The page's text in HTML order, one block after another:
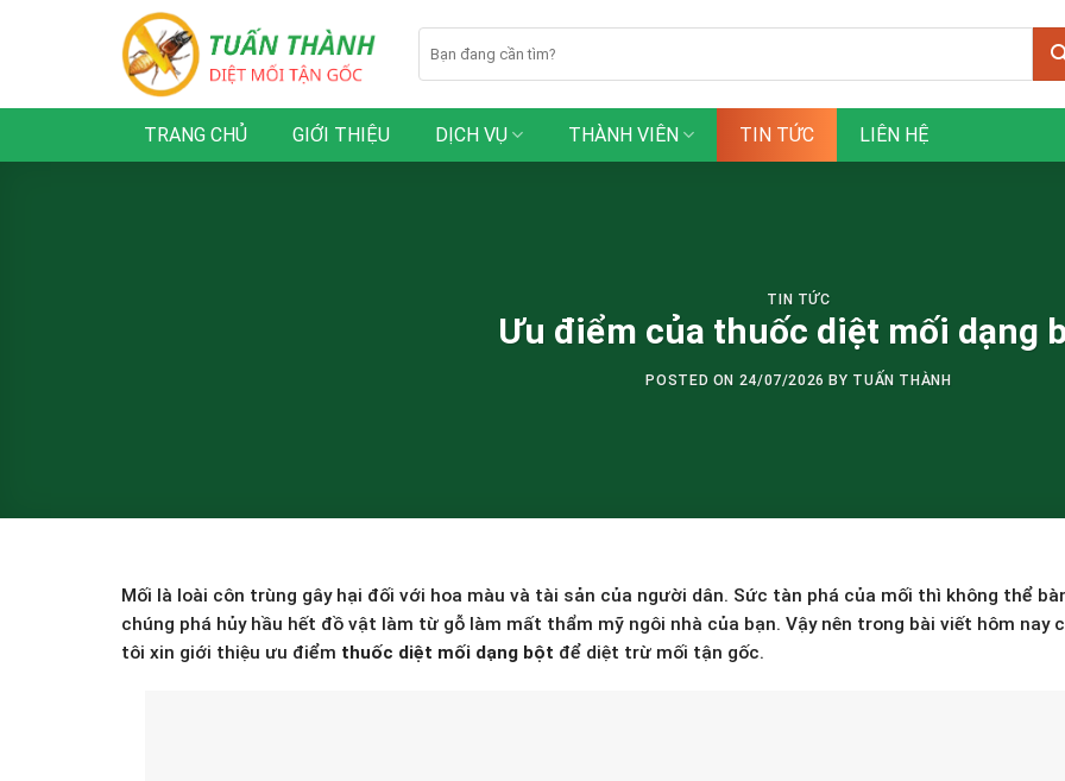
TRANG CHỦ GIỚI THIỆU DỊCH VỤ THÀNH VIÊN TIN TỨC LIÊN HỆ
TIN TỨC
Ưu điểm của thuốc diệt mối dạng
POSTED ON 24/07/2026 BY TUẤN THÀNH
Mối là loài côn trùng gây hại đối với hoa màu và tài sản của người dân. Sức tàn phá của mối thì không thể
chúng phá hủy hầu hết đồ vật làm từ gỗ làm mất thẩm mỹ ngôi nhà của bạn. Vậy nên trong bài viết hôm nay
tôi xin giới thiệu ưu điểm thuốc diệt mối dạng bột để diệt trừ mối tận gốc.